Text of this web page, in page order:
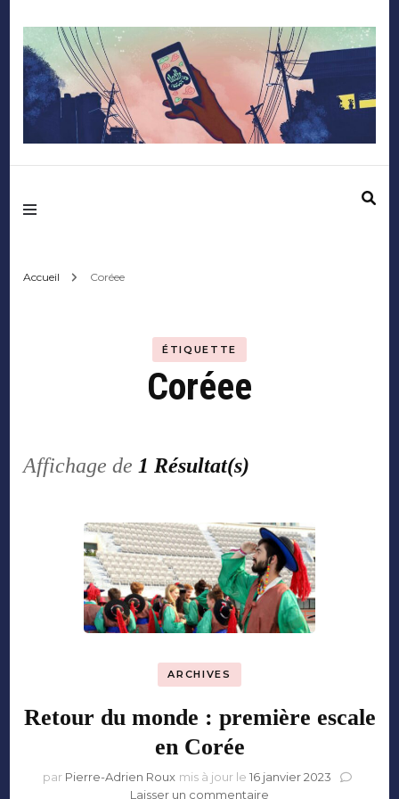
Mediafactory – Le
d'Audencia
Accueil Coréee
ÉTIQUETTE
Coréee
Affichage de 1 Résultat(s)
ARCHIVES
Retour du monde : première escale
en Corée
par Pierre-Adrien Roux mis à jour le 16 janvier 2023
Laisser un commentaire